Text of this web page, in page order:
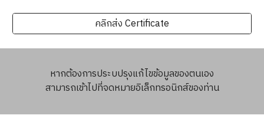
คลิกส่ง Certificate
หากต้องการประบปรุงแก้ไขข้อมูลของตนเอง
สามารถเข้าไปที่จดหมายอิเล็กทรอนิกส์ของท่าน